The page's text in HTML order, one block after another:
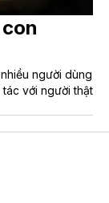
người dùng
với người thật